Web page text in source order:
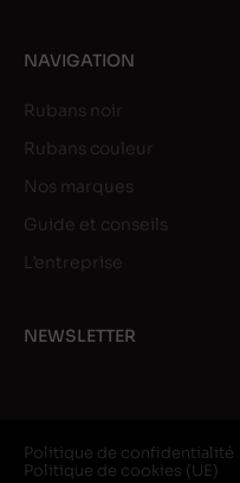
NAVIGATION
Rubans noir
Rubans couleur
Nos marques
Guide et conseils
L’entreprise
NEWSLETTER
Politique de confidentialité
Politique de cookies (UE)